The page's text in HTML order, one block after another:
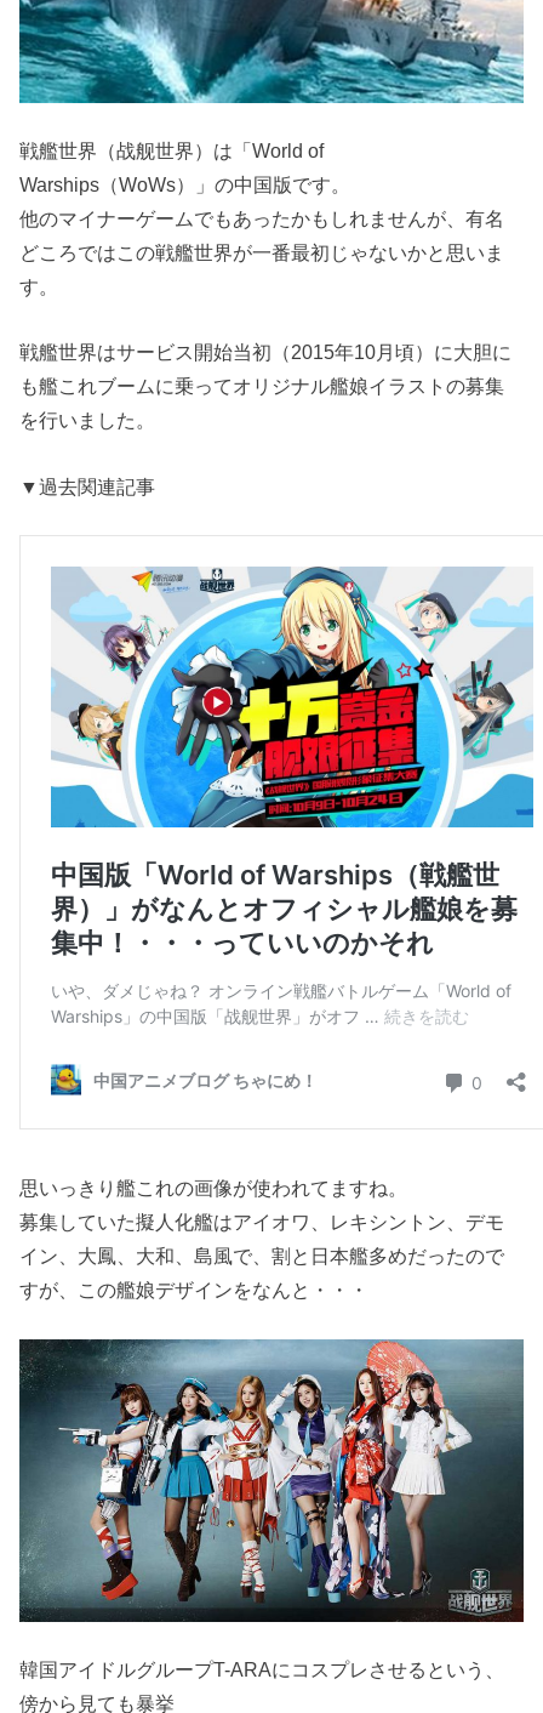
戦艦世界（战舰世界）は「World of
Warships（WoWs）」の中国版です。
他のマイナーゲームでもあったかもしれませんが、有名
どころではこの戦艦世界が一番最初じゃないかと思いま
す。
戦艦世界はサービス開始当初（2015年10月頃）に大胆に
も艦これブームに乗ってオリジナル艦娘イラストの募集
を行いました。
▼過去関連記事
思いっきり艦これの画像が使われてますね。
募集していた擬人化艦はアイオワ、レキシントン、デモ
イン、大鳳、大和、島風で、割と日本艦多めだったので
すが、この艦娘デザインをなんと・・・
韓国アイドルグループT-ARAにコスプレさせるという、
傍から見ても暴挙